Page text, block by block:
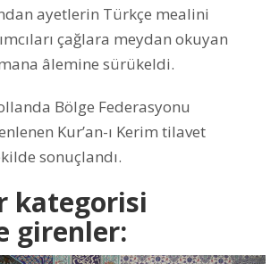
ayetlerin Türkçe mealini
çağlara meydan okuyan
âlemine sürükeldi.
Bölge Federasyonu
Kur’an-ı Kerim tilavet
sonuçlandı.
kategorisi
girenler: